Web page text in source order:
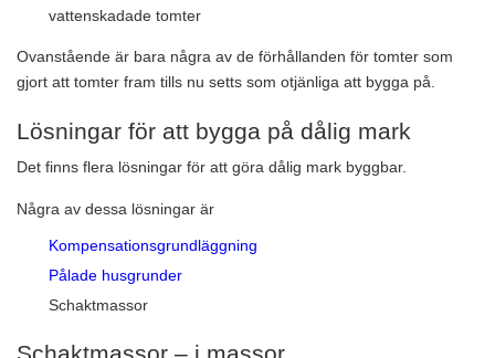
vattenskadade tomter
Ovanstående är bara några av de förhållanden för tomter som
gjort att tomter fram tills nu setts som otjänliga att bygga på.
Lösningar för att bygga på dålig mark
Det finns flera lösningar för att göra dålig mark byggbar.
Några av dessa lösningar är
Kompensationsgrundläggning
Pålade husgrunder
Schaktmassor